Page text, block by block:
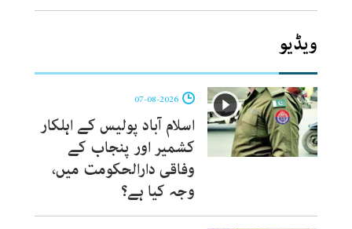
ویڈیو
اسلام آباد پولیس کے اہلکار
کشمیر اور پنجاب کے
وفاقی دارالحکومت میں،
وجہ کیا ہے؟